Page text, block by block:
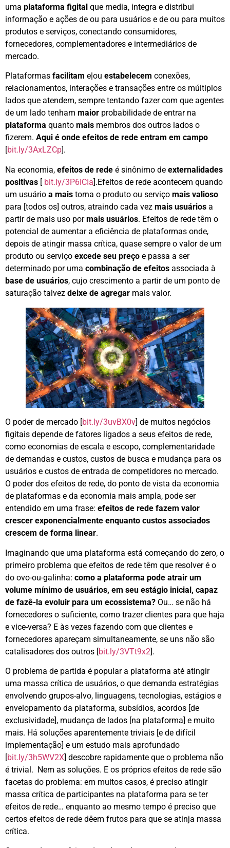
uma plataforma figital que media, integra e distribui
informação e ações de ou para usuários e de ou para muitos
produtos e serviços, conectando consumidores,
fornecedores, complementadores e intermediários de
mercado.
Plataformas facilitam e|ou estabelecem conexões,
relacionamentos, interações e transações entre os múltiplos
lados que atendem, sempre tentando fazer com que agentes
de um lado tenham maior probabilidade de entrar na
plataforma quanto mais membros dos outros lados o
fizerem. Aqui é onde efeitos de rede entram em campo
[bit.ly/3AxLZCp].
Na economia, efeitos de rede é sinônimo de externalidades
positivas [ bit.ly/3P6ICIa].Efeitos de rede acontecem quando
um usuário a mais torna o produto ou serviço mais valioso
para [todos os] outros, atraindo cada vez mais usuários a
partir de mais uso pormais usuários. Efeitos de rede têm o
potencial de aumentar a eficiência de plataformas onde,
depois de atingir massa crítica, quase sempre o valor de um
produto ou serviço excede seu preço e passa a ser
determinado por uma combinação de efeitos associada à
base de usuários, cujo crescimento a partir de um ponto de
saturação talvez deixe de agregar mais valor.
O poder de mercado [bit.ly/3uvBX0v] de muitos negócios
figitais depende de fatores ligados a seus efeitos de rede,
como economias de escala e escopo, complementaridade
de demandas e custos, custos de busca e mudança para os
usuários e custos de entrada de competidores no mercado.
O poder dos efeitos de rede, do ponto de vista da economia
de plataformas e da economia mais ampla, pode ser
entendido em uma frase: efeitos de rede fazem valor
crescer exponencialmente enquanto custos associados
crescem de forma linear.
Imaginando que uma plataforma está começando do zero, o
primeiro problema que efeitos de rede têm que resolver é o
do ovo-ou-galinha: como a plataforma pode atrair um
volume mínimo de usuários, em seu estágio inicial, capaz
de fazê-la evoluir para um ecossistema? Ou… se não há
fornecedores o suficiente, como trazer clientes para que haja
e vice-versa? E às vezes fazendo com que clientes e
fornecedores apareçam simultaneamente, se uns não são
catalisadores dos outros [bit.ly/3VTt9x2].
O problema de partida é popular a plataforma até atingir
uma massa crítica de usuários, o que demanda estratégias
envolvendo grupos-alvo, linguagens, tecnologias, estágios e
envelopamento da plataforma, subsídios, acordos [de
exclusividade], mudança de lados [na plataforma] e muito
mais. Há soluções aparentemente triviais [e de difícil
implementação] e um estudo mais aprofundado
[bit.ly/3h5WV2X] descobre rapidamente que o problema não
é trivial. Nem as soluções. E os próprios efeitos de rede são
facetas do problema: em muitos casos, é preciso atingir
massa crítica de participantes na plataforma para se ter
efeitos de rede… enquanto ao mesmo tempo é preciso que
certos efeitos de rede dêem frutos para que se atinja massa
crítica.